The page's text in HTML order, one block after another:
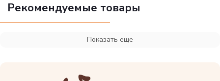
Рекомендуемые товары
Показать еще